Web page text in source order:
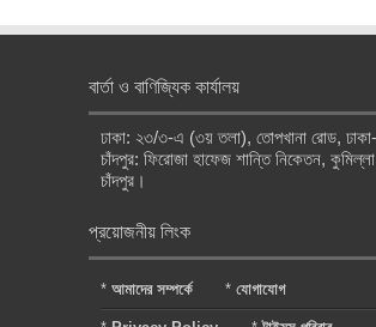
বার্তা ও বাণিজ্যিক কার্যালয়
ঢাকা: ২৩/৩-এ (৩য় তলা), তোপখানা রোড,
চাঁদপুর: ফিরোজা হাফেজ শান্তি নিকেতন,
চাঁদপুর।
প্রয়োজনীয় লিংক
* আমাদের সম্পর্কে * যোগাযোগ